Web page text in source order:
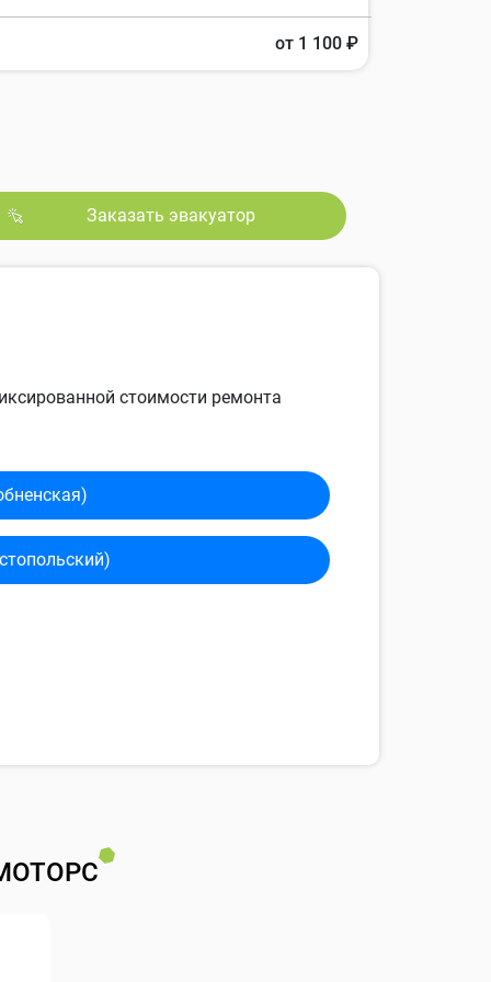
от 1 100 ₽
Заказать эвакуатор
стоимости ремонта